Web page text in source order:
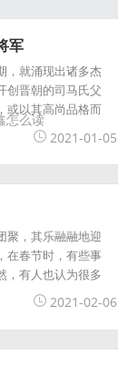
军
，就涌现出诸多杰
创晋朝的司马氏父
或以其高尚品格而
怎么读
2021-01-05
聚，其乐融融地迎
在春节时，有些事
，有人也认为很多
2021-02-06